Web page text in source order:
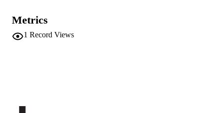
NUMBER OF
Metrics
1 Record Views